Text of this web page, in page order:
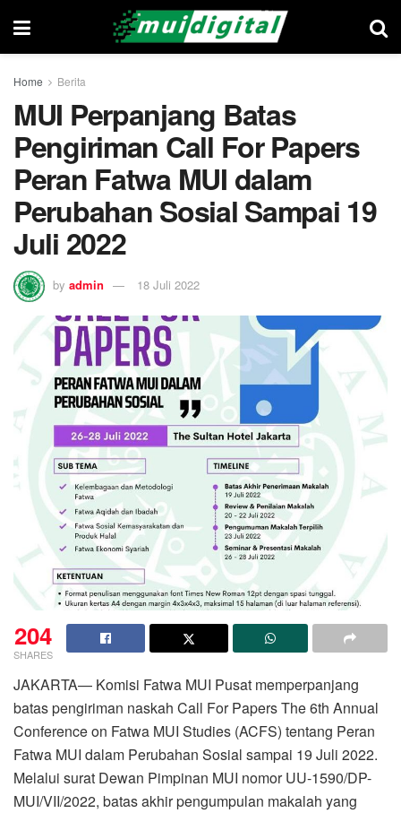
Home Berita
MUI Perpanjang Batas
Pengiriman Call For Papers
Peran Fatwa MUI dalam
Perubahan Sosial Sampai 19
Juli 2022
by admin 18 Juli 2022
204
SHARES
JAKARTA— Komisi Fatwa MUI Pusat memperpanjang
batas pengiriman naskah Call For Papers The 6th Annual
Conference on Fatwa MUI Studies (ACFS) tentang Peran
Fatwa MUI dalam Perubahan Sosial sampai 19 Juli 2022.
Melalui surat Dewan Pimpinan MUI nomor UU-1590/DP-
MUI/VII/2022, batas akhir pengumpulan makalah yang